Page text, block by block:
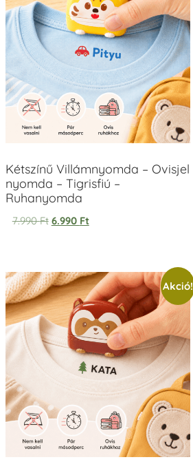
Kétszínű Villámnyomda – Ovisjel
nyomda – Tigrisfiú –
Ruhanyomda
7.990Ft 6.990 Ft
Akció!